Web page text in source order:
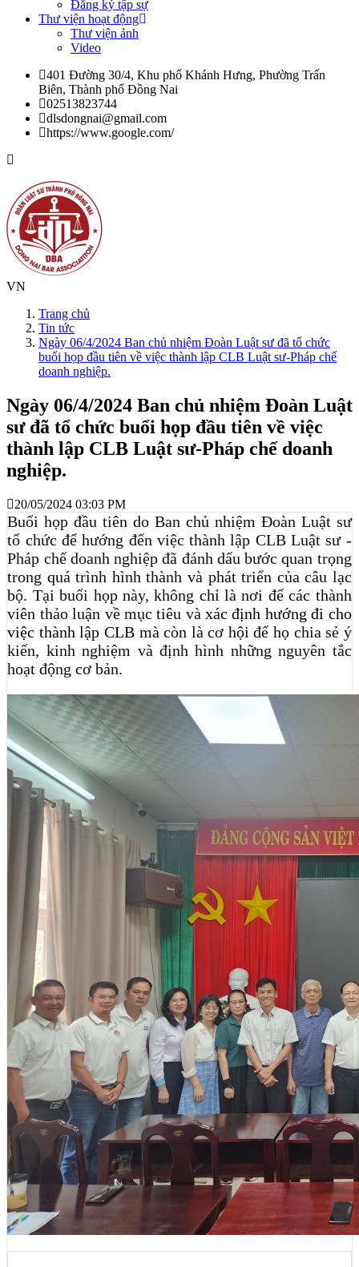
Đăng ký tập sự
Thư viện hoạt động
Thư viện ảnh
Video
401 Đường 30/4, Khu phố Khánh Hưng, Phường Trấn
Biên, Thành phố Đồng Nai
02513823744
dlsdongnai@gmail.com
https://www.google.com/
VN
Trang chủ
Tin tức
Ngày 06/4/2024 Ban chủ nhiệm Đoàn Luật sư đã tổ chức
buổi họp đầu tiên về việc thành lập CLB Luật sư-Pháp chế
doanh nghiệp.
Ngày 06/4/2024 Ban chủ nhiệm Đoàn Luật
sư đã tổ chức buổi họp đầu tiên về việc
thành lập CLB Luật sư-Pháp chế doanh
nghiệp.
20/05/2024 03:03 PM
Buổi họp đầu tiên do Ban chủ nhiệm Đoàn Luật sư
tổ chức để hướng đến việc thành lập CLB Luật sư -
Pháp chế doanh nghiệp đã đánh dấu bước quan trọng
trong quá trình hình thành và phát triển của câu lạc
bộ. Tại buổi họp này, không chỉ là nơi để các thành
viên thảo luận về mục tiêu vàxác định hướng đi cho
việc thành lập CLB mà còn là cơ hội để họ chia sẻ ý
kiến, kinh nghiệm và định hình những nguyên tắc
hoạt động cơ bản.